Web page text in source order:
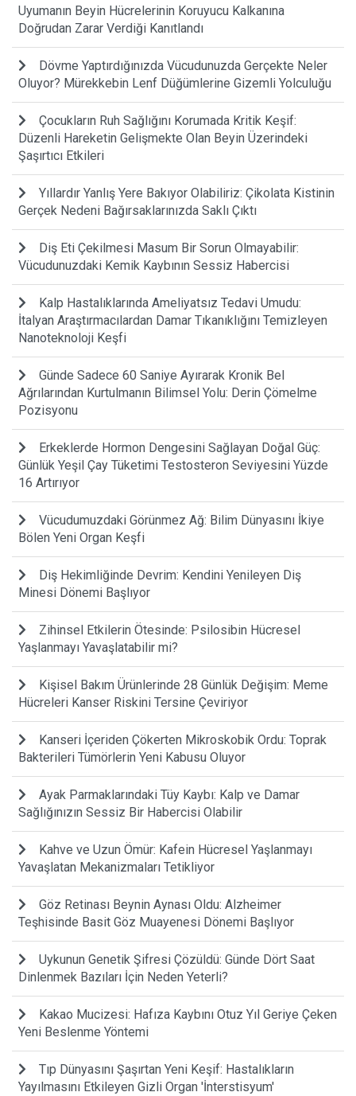
Uyumanın Beyin Hücrelerinin Koruyucu Kalkanına
Doğrudan Zarar Verdiği Kanıtlandı
Dövme Yaptırdığınızda Vücudunuzda Gerçekte Neler
Oluyor? Mürekkebin Lenf Düğümlerine Gizemli Yolculuğu
Çocukların Ruh Sağlığını Korumada Kritik Keşif:
Düzenli Hareketin Gelişmekte Olan Beyin Üzerindeki
Şaşırtıcı Etkileri
Yıllardır Yanlış Yere Bakıyor Olabiliriz: Çikolata Kistinin
Gerçek Nedeni Bağırsaklarınızda Saklı Çıktı
Diş Eti Çekilmesi Masum Bir Sorun Olmayabilir:
Vücudunuzdaki Kemik Kaybının Sessiz Habercisi
Kalp Hastalıklarında Ameliyatsız Tedavi Umudu:
İtalyan Araştırmacılardan Damar Tıkanıklığını Temizleyen
Nanoteknoloji Keşfi
Günde Sadece 60 Saniye Ayırarak Kronik Bel
Ağrılarından Kurtulmanın Bilimsel Yolu: Derin Çömelme
Pozisyonu
Erkeklerde Hormon Dengesini Sağlayan Doğal Güç:
Günlük Yeşil Çay Tüketimi Testosteron Seviyesini Yüzde
16 Artırıyor
Vücudumuzdaki Görünmez Ağ: Bilim Dünyasını İkiye
Bölen Yeni Organ Keşfi
Diş Hekimliğinde Devrim: Kendini Yenileyen Diş
Minesi Dönemi Başlıyor
Zihinsel Etkilerin Ötesinde: Psilosibin Hücresel
Yaşlanmayı Yavaşlatabilir mi?
Kişisel Bakım Ürünlerinde 28 Günlük Değişim: Meme
Hücreleri Kanser Riskini Tersine Çeviriyor
Kanseri İçeriden Çökerten Mikroskobik Ordu: Toprak
Bakterileri Tümörlerin Yeni Kabusu Oluyor
Ayak Parmaklarındaki Tüy Kaybı: Kalp ve Damar
Sağlığınızın Sessiz Bir Habercisi Olabilir
Kahve ve Uzun Ömür: Kafein Hücresel Yaşlanmayı
Yavaşlatan Mekanizmaları Tetikliyor
Göz Retinası Beynin Aynası Oldu: Alzheimer
Teşhisinde Basit Göz Muayenesi Dönemi Başlıyor
Uykunun Genetik Şifresi Çözüldü: Günde Dört Saat
Dinlenmek Bazıları İçin Neden Yeterli?
Kakao Mucizesi: Hafıza Kaybını Otuz Yıl Geriye Çeken
Yeni Beslenme Yöntemi
Tıp Dünyasını Şaşırtan Yeni Keşif: Hastalıkların
Yayılmasını Etkileyen Gizli Organ 'İnterstisyum'